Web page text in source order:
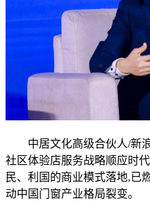
中居文化高级合伙人/新浪
社区体验店服务战略顺应时
民、利国的商业模式落地,已
动中国门窗产业格局裂变。